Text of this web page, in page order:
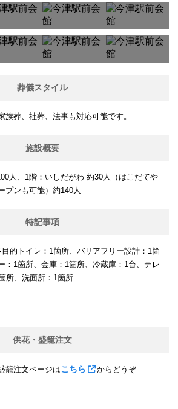
葬儀スタイル
族葬、社葬、法事も対応可能です。
施設概要
人、1階：いしだがわ 約30人（はこだてや
プンも可能）約140人
特記事項
的トイレ：1箇所、バリアフリー設計：1箇
：1箇所、金庫：1箇所、冷蔵庫：1台、テレ
所、洗面所：1箇所
供花・盛籠注文
籠注文ページはこちら からどうぞ